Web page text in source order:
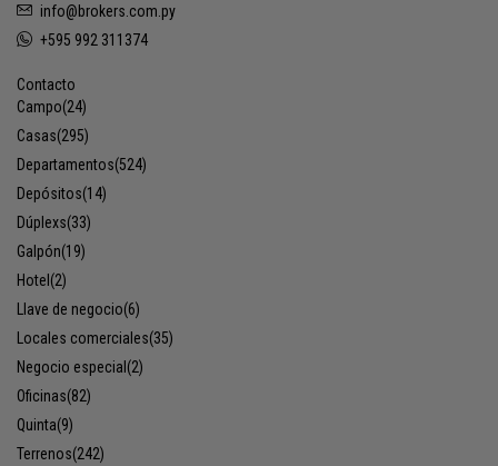
info@brokers.com.py
+595 992 311374
Contacto
Campo(24)
Casas(295)
Departamentos(524)
Depósitos(14)
Dúplexs(33)
Galpón(19)
Hotel (2)
Llave de negocio(6)
Locales comerciales(35)
Negocio especial (2)
Oficinas(82)
Quinta(9)
Terrenos(242)